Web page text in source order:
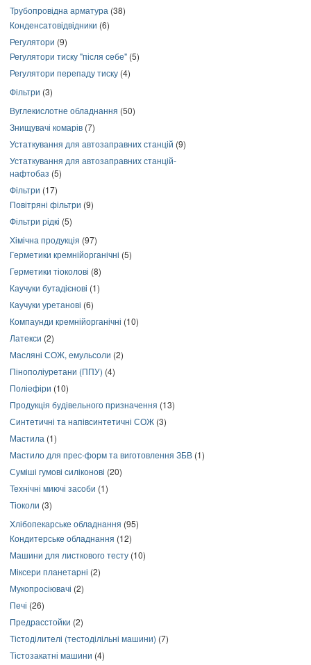
Трубопровідна арматура (38)
Конденсатовідвідники (6)
Регулятори (9)
Регулятори тиску "після себе" (5)
Регулятори перепаду тиску (4)
Фільтри (3)
Вуглекислотне обладнання (50)
Знищувачі комарів (7)
Устаткування для автозаправних станцій (9)
Устаткування для автозаправних станцій-
нафтобаз (5)
Фільтри (17)
Повітряні фільтри (9)
Фільтри рідкі (5)
Хімічна продукція (97)
Герметики кремнійорганічні (5)
Герметики тіоколові (8)
Каучуки бутадієнові (1)
Каучуки уретанові (6)
Компаунди кремнійорганічні (10)
Латекси (2)
Масляні СОЖ, емульсоли (2)
Пінополіуретани (ППУ) (4)
Поліефіри (10)
Продукція будівельного призначення (13)
Синтетичні та напівсинтетичні СОЖ (3)
Мастила (1)
Мастило для прес-форм та виготовлення ЗБВ (1)
Суміші гумові силіконові (20)
Технічні миючі засоби (1)
Тіоколи (3)
Хлібопекарське обладнання (95)
Кондитерське обладнання (12)
Машини для листкового тесту (10)
Міксери планетарні (2)
Мукопросіювачі (2)
Печі (26)
Предрасстойки (2)
Тістоділителі (тестоділільні машини) (7)
Тістозакатні машини (4)